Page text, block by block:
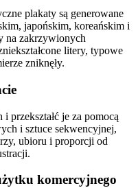
plakaty są generowane
japońskim, koreańskim i
na zakrzywionych
litery, typowe
zniknęły.
przekształć je za pomocą
i sztuce sekwencyjnej,
ubioru i proporcji od
komercyjnego